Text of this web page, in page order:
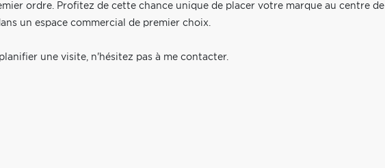
ordre. Profitez de cette chance unique de placer votre marque au centre de
un espace commercial de premier choix.
une visite, n'hésitez pas à me contacter.